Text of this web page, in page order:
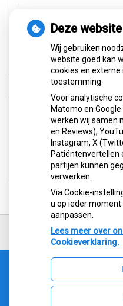
9721 PC Groningen
050-3139404
Aangesloten bij:
de
Uw
Deze
Wij gebruiken
website goed kan
cookies en
toestemming.
Voor analytische
Matomo en
werken wij samen
en Reviews),
Instagram, X
Patiëntenvertellen
partijen kunnen
verwerken.
Via Cookie-
u op ieder
aanpassen.
Lees meer over
Cookieverklaring.